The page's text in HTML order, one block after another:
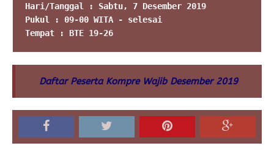
Hari/Tanggal : Sabtu, 7 Desember 2019
Pukul : 09-00 WITA - selesai
Tempat : BTE 19-26
Daftar Peserta Kompre Wajib Desember 2019